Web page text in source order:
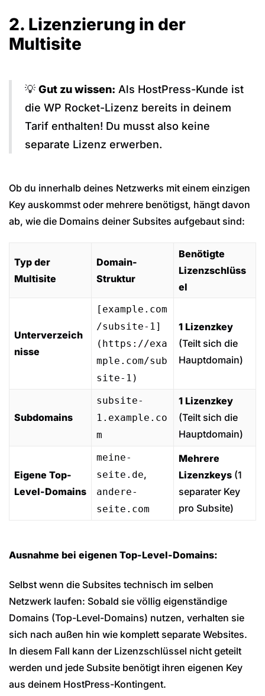
2. Lizenzierung in der
Multisite
💡 Gut zu wissen: Als HostPress-Kunde ist
die WP Rocket-Lizenz bereits in deinem
Tarif enthalten! Du musst also keine
separate Lizenz erwerben.
Ob du innerhalb deines Netzwerks mit einem einzigen
Key auskommst oder mehrere benötigst, hängt davon
ab, wie die Domains deiner Subsites aufgebaut sind:
Typ der
Multisite
Domain-
Struktur
Benötigte
Lizenzschlüss
el
Unterverzeich
nisse
[example.com
/subsite-1]
(https://exa
mple.com/sub
site-1)
1 Lizenzkey
(Teilt sich die
Hauptdomain)
Subdomains
subsite-
1.example.co
m
1 Lizenzkey
(Teilt sich die
Hauptdomain)
Eigene Top-
Level-Domains
meine-
seite.de,
andere-
seite.com
Mehrere
Lizenzkeys (1
separater Key
pro Subsite)
Ausnahme bei eigenen Top-Level-Domains:
Selbst wenn die Subsites technisch im selben
Netzwerk laufen: Sobald sie völlig eigenständige
Domains (Top-Level-Domains) nutzen, verhalten sie
sich nach außen hin wie komplett separate Websites.
In diesem Fall kann der Lizenzschlüssel nicht geteilt
werden und jede Subsite benötigt ihren eigenen Key
aus deinem HostPress-Kontingent.